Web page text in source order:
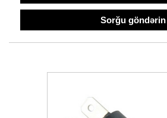
Sorğu göndərin